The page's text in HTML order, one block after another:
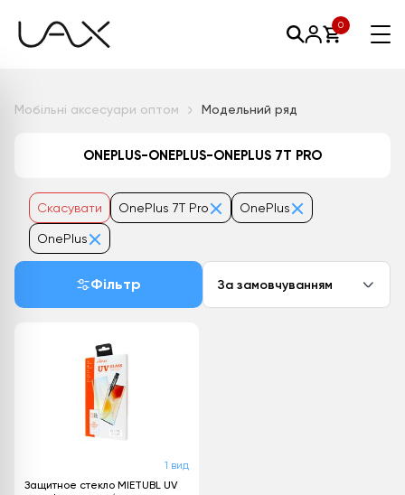
0
Мобільні аксесуари оптом Модельний ряд
ONEPLUS-ONEPLUS-ONEPLUS 7T PRO
Скасувати OnePlus 7T Pro OnePlus
OnePlus
Фільтр За замовчуванням
1 вид
Защитное стекло MIETUBL UV